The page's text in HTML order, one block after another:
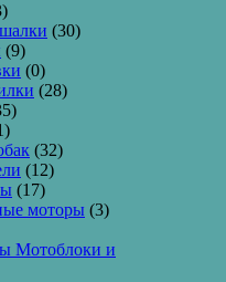
(30)
(9)
(0)
(28)
(32)
(12)
(17)
моторы (3)
Мотоблоки и